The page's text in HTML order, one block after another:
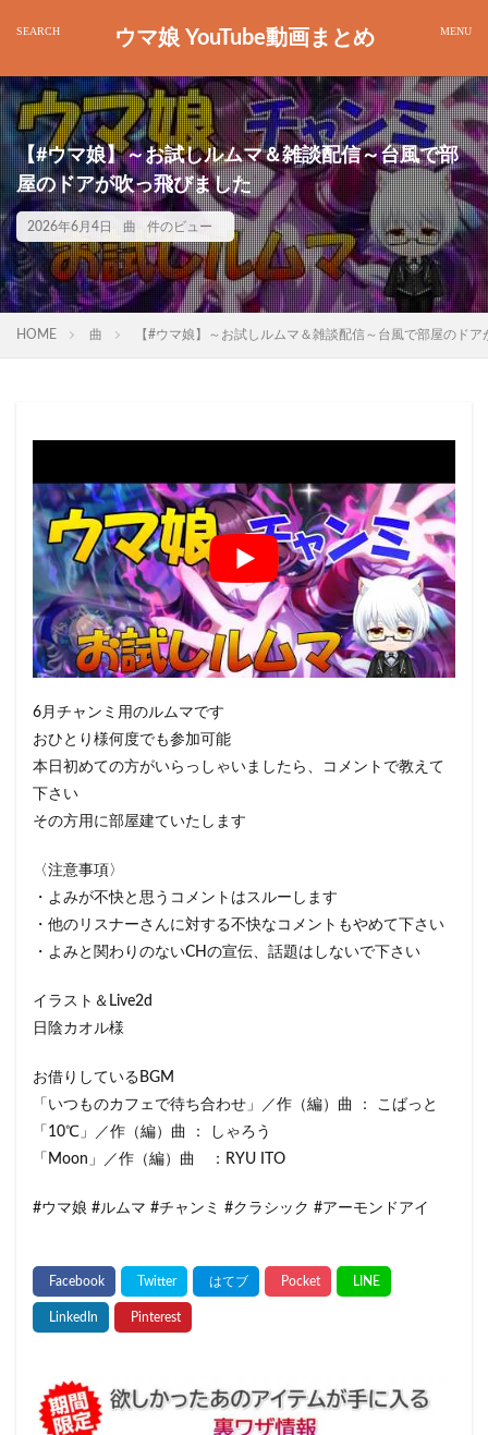
ウマ娘 YouTube動画まとめ
【#ウマ娘】～お試しルムマ＆雑談配信～台風で部
屋のドアが吹っ飛びました
2026年6月4日 曲 件のビュー
HOME 曲 【#ウマ娘】～お試しルムマ＆雑談配信～台風で部屋のド
6月チャンミ用のルムマです
おひとり様何度でも参加可能
本日初めての方がいらっしゃいましたら、コメントで教えて
下さい
その方用に部屋建ていたします
〈注意事項〉
・よみが不快と思うコメントはスルーします
・他のリスナーさんに対する不快なコメントもやめて下さい
・よみと関わりのないCHの宣伝、話題はしないで下さい
イラスト＆Live2d
日陰カオル様
お借りしているBGM
「いつものカフェで待ち合わせ」／作（編）曲 ： こばっと
「10℃」／作（編）曲 ： しゃろう
「Moon」／作（編）曲 ：RYU ITO
#ウマ娘 #ルムマ #チャンミ #クラシック #アーモンドアイ